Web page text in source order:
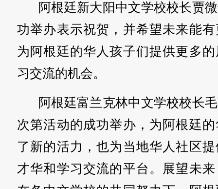
阿根廷新大阳中文学校校长贾
功举办表示祝贺，并希望未来能
为阿根廷的华人孩子们提供更多
习交流的机会。
阿根廷富兰克林中文学校校长
次第活动的成功举办，为阿根廷
了新的活力，也为当地华人社区
才华和学习交流的平台。展望未